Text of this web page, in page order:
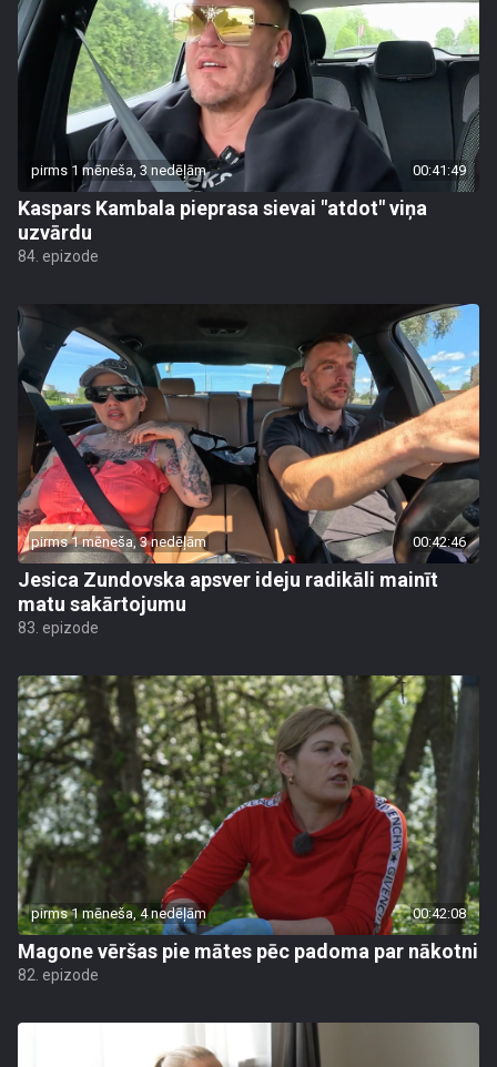
pirms 1 mēneša, 3 nedēļām 00:41:49
Kaspars Kambala pieprasa sievai "atdot" viņa
uzvārdu
84. epizode
pirms 1 mēneša, 3 nedēļām 00:42:46
Jesica Zundovska apsver ideju radikāli mainīt
matu sakārtojumu
83. epizode
pirms 1 mēneša, 4 nedēļām 00:42:08
Magone vēršas pie mātes pēc padoma par nākotni
82. epizode